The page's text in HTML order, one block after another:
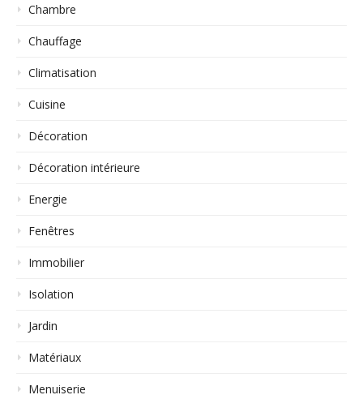
Chambre
Chauffage
Climatisation
Cuisine
Décoration
Décoration intérieure
Energie
Fenêtres
Immobilier
Isolation
Jardin
Matériaux
Menuiserie